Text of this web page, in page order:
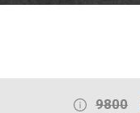
9800